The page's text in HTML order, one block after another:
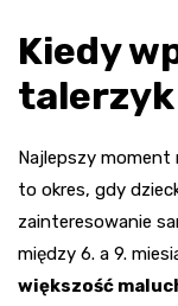
Kiedy
talerzyk
Najlepszy moment
to okres, gdy
zainteresowanie
między 6. a 9.
większość